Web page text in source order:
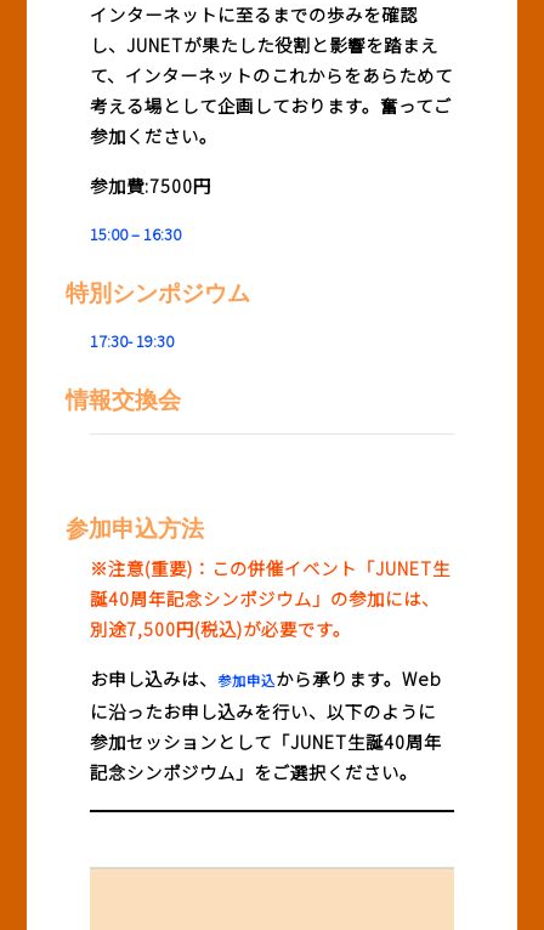
インターネットに至るまでの歩みを確認
し、JUNETが果たした役割と影響を踏まえ
て、インターネットのこれからをあらためて
考える場として企画しております。奮ってご
参加ください。
参加費:7500円
15:00 – 16:30
特別シンポジウム
17:30- 19:30
情報交換会
参加申込方法
※注意(重要)：この併催イベント「JUNET生
誕40周年記念シンポジウム」の参加には、
別途7,500円(税込)が必要です。
お申し込みは、参加申込から承ります。Web
に沿ったお申し込みを行い、以下のように
参加セッションとして「JUNET生誕40周年
記念シンポジウム」をご選択ください。